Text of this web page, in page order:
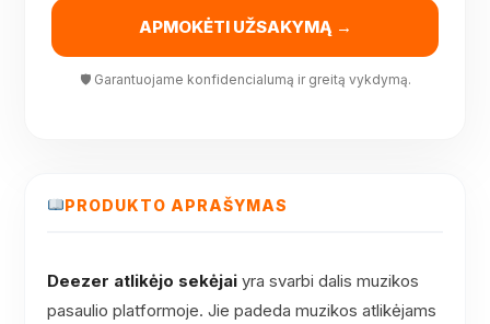
APMOKĖTI UŽSAKYMĄ →
🛡 Garantuojame konfidencialumą ir greitą vykdymą.
PRODUKTO APRAŠYMAS
Deezer atlikėjo sekėjai yra svarbi dalis muzikos
pasaulio platformoje. Jie padeda muzikos atlikėjams